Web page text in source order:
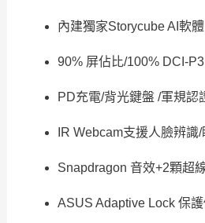
內建獨家Storycube AI軟體
90% 屏佔比/100% DCI-P3
PD充電/背光鍵盤 /軍規認
IR Webcam支援人臉辨識
Snapdragon 音效+2顆超
ASUS Adaptive Lock 保